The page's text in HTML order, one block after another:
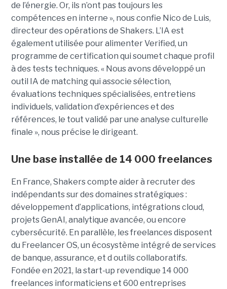
de l’énergie. Or, ils n’ont pas toujours les
compétences en interne », nous confie Nico de Luis,
directeur des opérations de Shakers. L’IA est
également utilisée pour alimenter Verified, un
programme de certification qui soumet chaque profil
à des tests techniques. « Nous avons développé un
outil IA de matching qui associe sélection,
évaluations techniques spécialisées, entretiens
individuels, validation d’expériences et des
références, le tout validé par une analyse culturelle
finale », nous précise le dirigeant.
Une base installée de 14 000 freelances
En France, Shakers compte aider à recruter des
indépendants sur des domaines stratégiques :
développement d’applications, intégrations cloud,
projets GenAI, analytique avancée, ou encore
cybersécurité. En parallèle, les freelances disposent
du Freelancer OS, un écosystème intégré de services
de banque, assurance, et d outils collaboratifs.
Fondée en 2021, la start-up revendique 14 000
freelances informaticiens et 600 entreprises